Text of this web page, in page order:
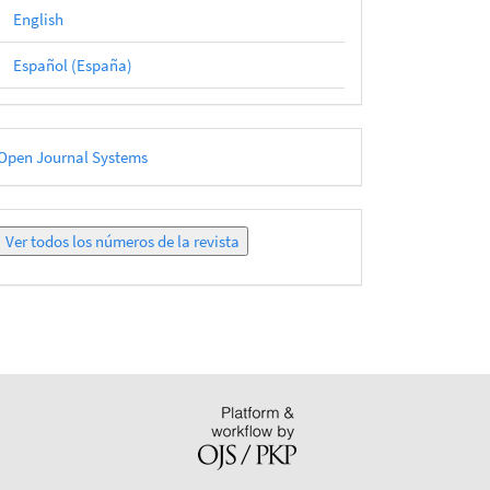
English
Español (España)
Journal Systems